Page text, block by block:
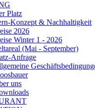
Platz
Konzept & Nachhaltigkeit
2026
Winter 1 - 2026
(Mai - September)
Anfrage
uns